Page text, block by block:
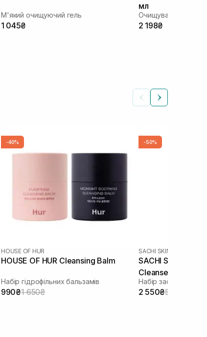
М'який очищуючий гель
1 045₴
мл
Очищувальний гель
2 198₴
-40%
HOUSE OF HUR
HOUSE OF HUR Cleansing Balm
Набір гідрофільних бальзамів
990₴1 650₴
-50%
SACHI SKIN
SACHI SKIN
Cleanser 2 шт
2 550₴5 100₴